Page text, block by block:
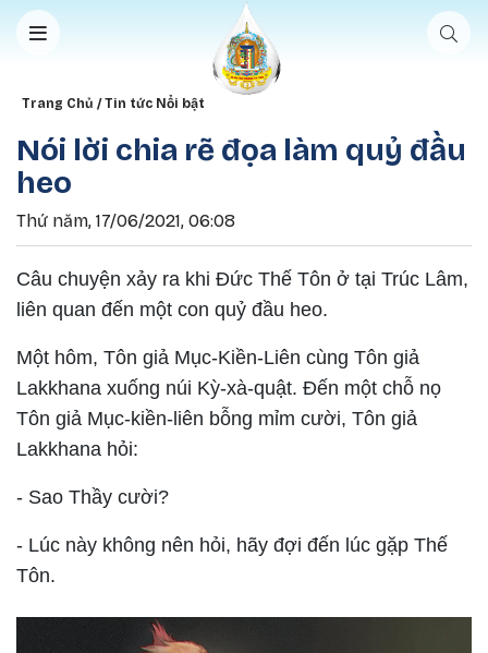
Nhảy đến nội dung
Breadcrumb
Trang Chủ Tin tức Nổi bật
Nói lời chia rẽ đọa làm quỷ đầu
heo
Thứ năm, 17/06/2021, 06:08
Câu chuyện xảy ra khi Đức Thế Tôn ở tại Trúc Lâm,
liên quan đến một con quỷ đầu heo.
Một hôm, Tôn giả Mục-Kiền-Liên cùng Tôn giả
Lakkhana xuống núi Kỳ-xà-quật. Ðến một chỗ nọ
Tôn giả Mục-kiền-liên bỗng mỉm cười, Tôn giả
Lakkhana hỏi:
- Sao Thầy cười?
- Lúc này không nên hỏi, hãy đợi đến lúc gặp Thế
Tôn.